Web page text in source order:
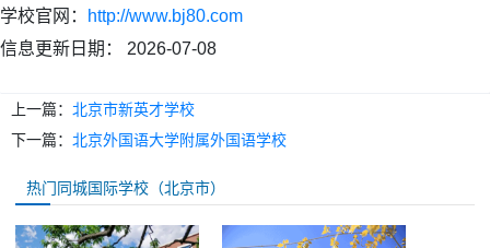
学校官网：
http://www.bj80.com
信息更新日期：
2026-07-08
上一篇： 北京市新英才学校
下一篇： 北京外国语大学附属外国语学校
热门同城国际学校（北京市）